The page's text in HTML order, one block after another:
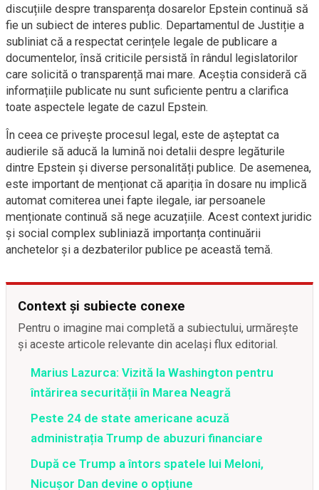
discuțiile despre transparența dosarelor Epstein continuă să
fie un subiect de interes public. Departamentul de Justiție a
subliniat că a respectat cerințele legale de publicare a
documentelor, însă criticile persistă în rândul legislatorilor
care solicită o transparență mai mare. Aceștia consideră că
informațiile publicate nu sunt suficiente pentru a clarifica
toate aspectele legate de cazul Epstein.
În ceea ce privește procesul legal, este de așteptat ca
audierile să aducă la lumină noi detalii despre legăturile
dintre Epstein și diverse personalități publice. De asemenea,
este important de menționat că apariția în dosare nu implică
automat comiterea unei fapte ilegale, iar persoanele
menționate continuă să nege acuzațiile. Acest context juridic
și social complex subliniază importanța continuării
anchetelor și a dezbaterilor publice pe această temă.
Context și subiecte conexe
Pentru o imagine mai completă a subiectului, urmărește
și aceste articole relevante din același flux editorial.
Marius Lazurca: Vizită la Washington pentru
întărirea securității în Marea Neagră
Peste 24 de state americane acuză
administrația Trump de abuzuri financiare
După ce Trump a întors spatele lui Meloni,
Nicușor Dan devine o opțiune